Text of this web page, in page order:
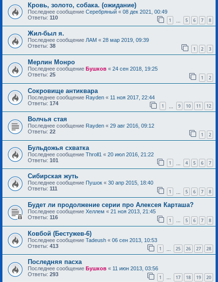
Кровь, золото, собака. (ожидание)
Последнее сообщение Серебряный « 08 дек 2021, 00:49
Ответы: 110 1 5 6 7 8
Жил-был я.
Последнее сообщение ЛАМ « 28 мар 2019, 09:39
Ответы: 38 1 2 3
Мерлин Монро
Последнее сообщение Бушков « 24 сен 2018, 19:25
Ответы: 25 1 2
Сокровище антиквара
Последнее сообщение Rayden « 11 ноя 2017, 22:44
Ответы: 174 1 9 10 11 12
Волчья стая
Последнее сообщение Rayden « 29 авг 2016, 09:12
Ответы: 22 1 2
Бульдожья схватка
Последнее сообщение Throll1 « 20 июл 2016, 21:22
Ответы: 101 1 4 5 6 7
Сибирская жуть
Последнее сообщение Пушок « 30 апр 2015, 18:40
Ответы: 111 1 5 6 7 8
Будет ли продолжение серии про Алексея Карташа?
Последнее сообщение Хеллем « 21 ноя 2013, 21:45
Ответы: 116 1 … 5 6 7 8
Ковбой (Бестужев-6)
Последнее сообщение Tadeush « 06 сен 2013, 10:53
Ответы: 413 1 25 26 27 28
Последняя пасха
Последнее сообщение Бушков « 11 июн 2013, 03:56
Ответы: 293 1 … 17 18 19 20